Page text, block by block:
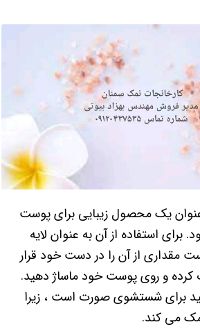
یک محصول زیبایی برای پوست
برای استفاده از آن به عنوان لایه
مقداری از آن را در دست خود قرار
کرده و روی پوست خود ماساژ دهید.
برای شستشوی صورت است ، زیرا
می کند.